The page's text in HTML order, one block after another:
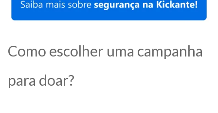
Como escolher uma campanha
para doar?